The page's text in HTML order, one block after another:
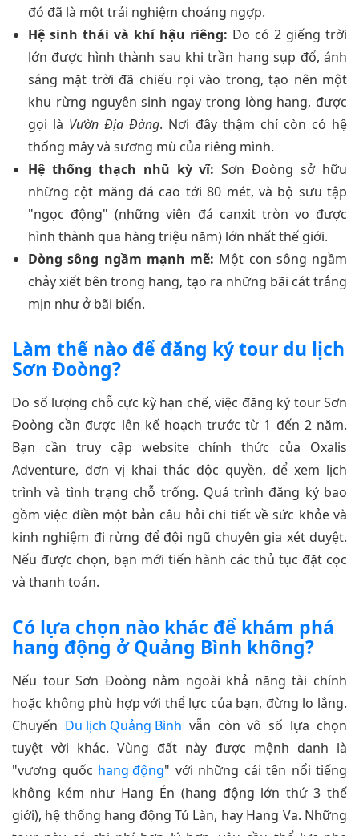
đó đã là một trải nghiệm choáng ngợp.
Hệ sinh thái và khí hậu riêng: Do có 2 giếng trời
lớn được hình thành sau khi trần hang sụp đổ, ánh
sáng mặt trời đã chiếu rọi vào trong, tạo nên một
khu rừng nguyên sinh ngay trong lòng hang, được
gọi là Vườn Địa Đàng. Nơi đây thậm chí còn có hệ
thống mây và sương mù của riêng mình.
Hệ thống thạch nhũ kỳ vĩ: Sơn Đoòng sở hữu
những cột măng đá cao tới 80 mét, và bộ sưu tập
"ngọc động" (những viên đá canxit tròn vo được
hình thành qua hàng triệu năm) lớn nhất thế giới.
Dòng sông ngầm mạnh mẽ: Một con sông ngầm
chảy xiết bên trong hang, tạo ra những bãi cát trắng
mịn như ở bãi biển.
Làm thế nào để đăng ký tour du lịch
Sơn Đoòng?
Do số lượng chỗ cực kỳ hạn chế, việc đăng ký tour Sơn
Đoòng cần được lên kế hoạch trước từ 1 đến 2 năm.
Bạn cần truy cập website chính thức của Oxalis
Adventure, đơn vị khai thác độc quyền, để xem lịch
trình và tình trạng chỗ trống. Quá trình đăng ký bao
gồm việc điền một bản câu hỏi chi tiết về sức khỏe và
kinh nghiệm đi rừng để đội ngũ chuyên gia xét duyệt.
Nếu được chọn, bạn mới tiến hành các thủ tục đặt cọc
và thanh toán.
Có lựa chọn nào khác để khám phá
hang động ở Quảng Bình không?
Nếu tour Sơn Đoòng nằm ngoài khả năng tài chính
hoặc không phù hợp với thể lực của bạn, đừng lo lắng.
Chuyến Du lịch Quảng Bình vẫn còn vô số lựa chọn
tuyệt vời khác. Vùng đất này được mệnh danh là
"vương quốc hang động" với những cái tên nổi tiếng
không kém như Hang Én (hang động lớn thứ 3 thế
giới), hệ thống hang động Tú Làn, hay Hang Va. Những